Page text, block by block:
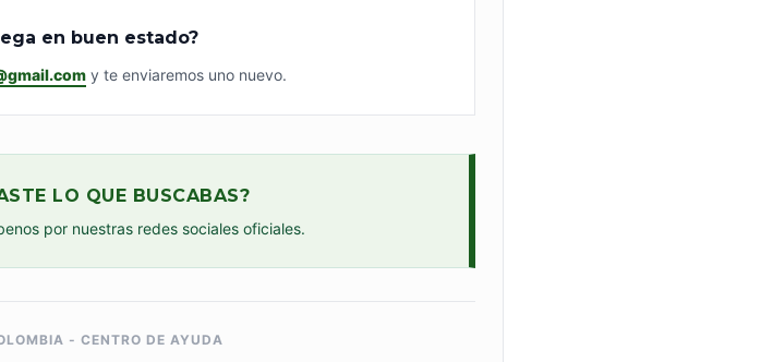
en buen estado?
y te enviaremos uno nuevo.
LO QUE BUSCABAS?
por nuestras redes sociales oficiales.
- CENTRO DE AYUDA